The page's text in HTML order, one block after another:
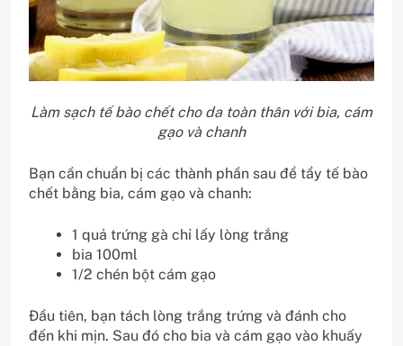
Làm sạch tế bào chết cho da toàn thân với bia, cám
gạo và chanh
Bạn cần chuẩn bị các thành phần sau để tẩy tế bào
chết bằng bia, cám gạo và chanh:
1 quả trứng gà chỉ lấy lòng trắng
bia 100ml
1/2 chén bột cám gạo
Đầu tiên, bạn tách lòng trắng trứng và đánh cho
đến khi mịn. Sau đó cho bia và cám gạo vào khuấy